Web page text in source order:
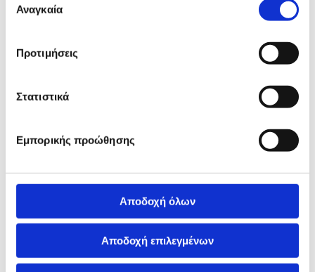
των υπηρεσιών τους.
συγκατάθεσης
Αναγκαία
Προτιμήσεις
Στατιστικά
Εμπορικής προώθησης
Αποδοχή όλων
Αποδοχή επιλεγμένων
Ινομυώματα, ενδομητριώματα, ολική υστερεκτομή
Διάγνωση και θεραπεία συνδρόμου πολυκυστικών
Εμμηνόπαυση
Τεστ ΠΑΠ - Γυναικολογικός υπέρηχος - Ψηλάφηση
Πρόληψη οστεοπόρωσης
Ουρογυναικολογία